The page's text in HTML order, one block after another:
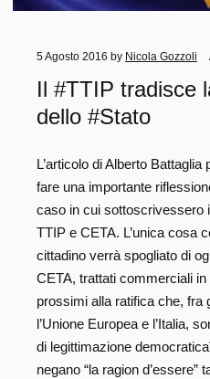
5 Agosto 2016 by Nicola Gozzoli
Il #TTIP tradisce
dello #Stato
L’articolo di Alberto
fare una importante
caso in cui sottoscrivessero
TTIP e CETA. L’unica cosa
cittadino verrà spogliato di
CETA, trattati commerciali
prossimi alla ratifica che, fra
l’Unione Europea e l’Italia,
di legittimazione
negano “la ragion d’essere”